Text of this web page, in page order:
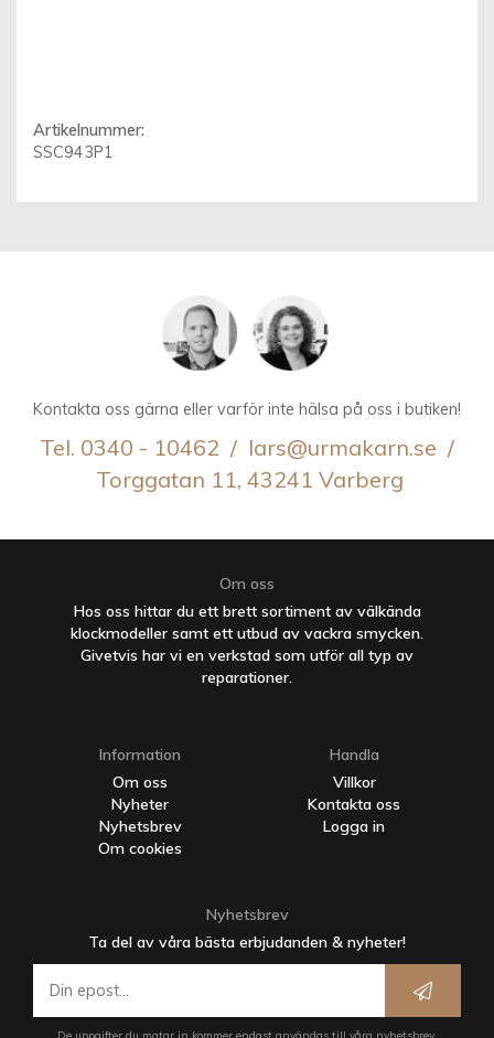
Artikelnummer:
SSC943P1
Kontakta oss gärna eller varför inte hälsa på oss i butiken!
Tel. 0340 - 10462 / lars@urmakarn.se /
Torggatan 11, 43241 Varberg
Om oss
Hos oss hittar du ett brett sortiment av välkända
klockmodeller samt ett utbud av vackra smycken.
Givetvis har vi en verkstad som utför all typ av
reparationer.
Information
Om oss
Nyheter
Nyhetsbrev
Om cookies
Handla
Villkor
Kontakta oss
Logga in
Nyhetsbrev
Ta del av våra bästa erbjudanden & nyheter!